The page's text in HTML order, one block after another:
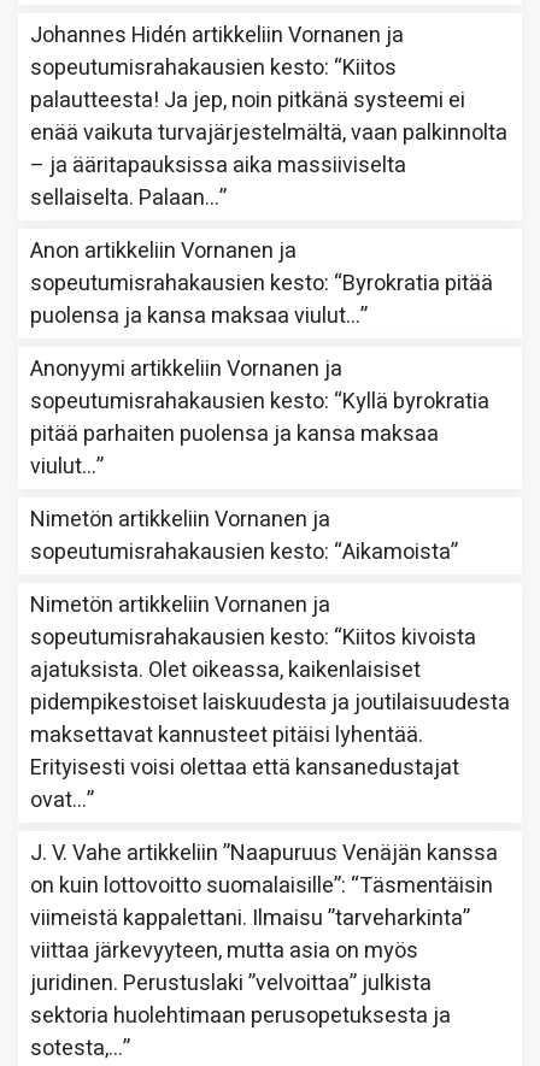
Johannes Hidén artikkeliinVornanen ja
sopeutumisrahakausien kesto: “Kiitos
palautteesta! Ja jep, noin pitkänä systeemi ei
enää vaikuta turvajärjestelmältä, vaan palkinnolta
– ja ääritapauksissa aika massiiviselta
sellaiselta. Palaan…”
Anon artikkeliinVornanen ja
sopeutumisrahakausien kesto: “Byrokratia pitää
puolensa ja kansa maksaa viulut…”
Anonyymi artikkeliinVornanen ja
sopeutumisrahakausien kesto: “Kyllä byrokratia
pitää parhaiten puolensa ja kansa maksaa
viulut…”
Nimetön artikkeliinVornanen ja
sopeutumisrahakausien kesto: “Aikamoista”
Nimetön artikkeliinVornanen ja
sopeutumisrahakausien kesto: “Kiitos kivoista
ajatuksista. Olet oikeassa, kaikenlaisiset
pidempikestoiset laiskuudesta ja joutilaisuudesta
maksettavat kannusteet pitäisi lyhentää.
Erityisesti voisi olettaa että kansanedustajat
ovat…”
J. V. Vahe artikkeliin”Naapuruus Venäjän kanssa
on kuin lottovoitto suomalaisille”: “Täsmentäisin
viimeistä kappalettani. Ilmaisu ”tarveharkinta”
viittaa järkevyyteen, mutta asia on myös
juridinen. Perustuslaki ”velvoittaa” julkista
sektoria huolehtimaan perusopetuksesta ja
sotesta,…”